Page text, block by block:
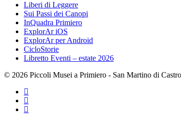
Liberi di Leggere
Sui Passi dei Canopi
InQuadra Primiero
ExplorAr iOS
ExplorAr per Android
CicloStorie
Libretto Eventi – estate 2026
© 2026 Piccoli Musei a Primiero - San Martino di
facebook
youtube
instagram